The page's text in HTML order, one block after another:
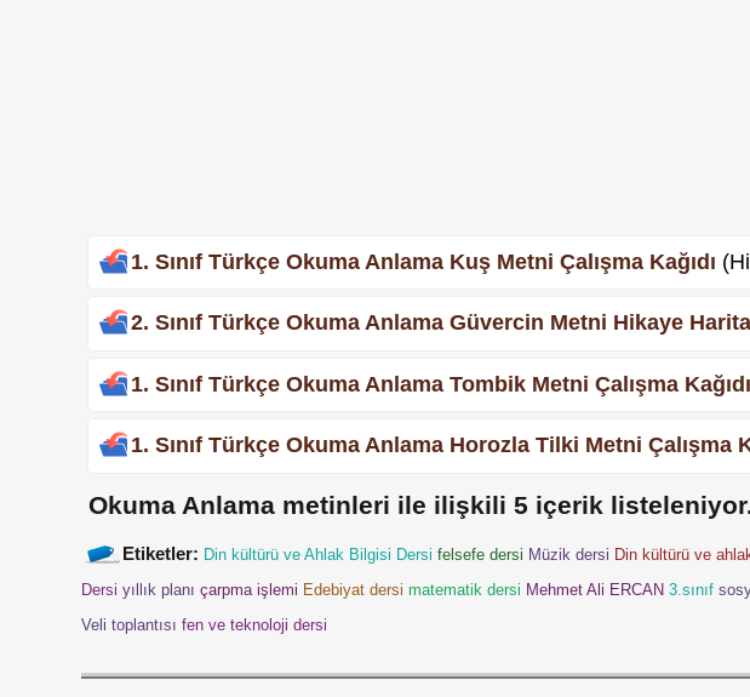
1. Sınıf Türkçe Okuma Anlama Kuş Metni Çalışma Kağıdı
2. Sınıf Türkçe Okuma Anlama Güvercin Metni Hikaye
1. Sınıf Türkçe Okuma Anlama Tombik Metni Çalışma Kağıdı
1. Sınıf Türkçe Okuma Anlama Horozla Tilki Metni Çalışma
Okuma Anlama metinleri ile ilişkili5 içerik
Etiketler: Din kültürü ve Ahlak Bilgisi Dersi felsefe dersi Müzik dersi Din kültürü ve
Dersi yıllık planı çarpma işlemi Edebiyat dersi matematik dersi Mehmet Ali ERCAN 3.sınıf
Veli toplantısı fen ve teknoloji dersi